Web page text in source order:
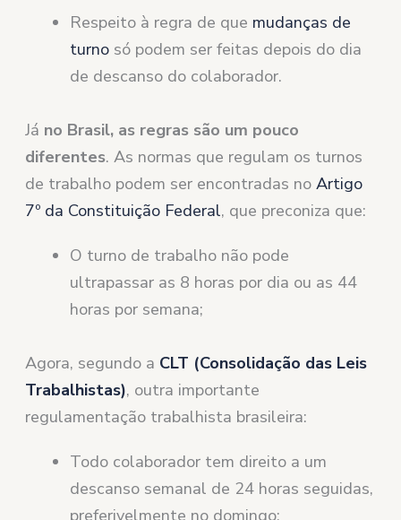
Respeito à regra de que mudanças de
turno só podem ser feitas depois do dia
de descanso do colaborador.
Já no Brasil, as regras são um pouco
diferentes. As normas que regulam os turnos
de trabalho podem ser encontradas noArtigo
7º da Constituição Federal, que preconiza que:
O turno de trabalho não pode
ultrapassar as 8 horas por dia ou as 44
horas por semana;
Agora, segundo a CLT (Consolidação das Leis
Trabalhistas), outra importante
regulamentação trabalhista brasileira:
Todo colaborador tem direito a um
descanso semanal de 24 horas seguidas,
preferivelmente no domingo;